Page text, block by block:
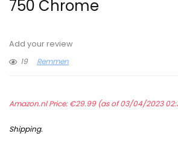
750 Chrome
Add your review
19
Remmen
Amazon.nl Price:€29.99(as of 03/04/2023
Shipping.